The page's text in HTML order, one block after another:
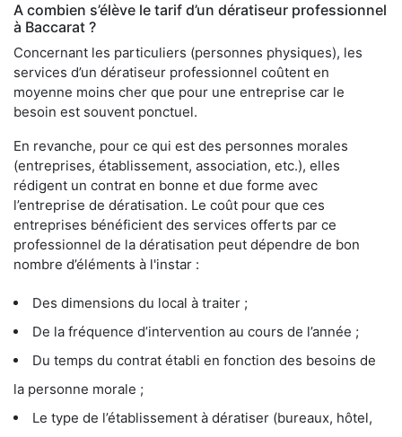
A combien s’élève le tarif d’un dératiseur professionnel
à Baccarat ?
Concernant les particuliers (personnes physiques), les
services d’un dératiseur professionnel coûtent en
moyenne moins cher que pour une entreprise car le
besoin est souvent ponctuel.
En revanche, pour ce qui est des personnes morales
(entreprises, établissement, association, etc.), elles
rédigent un contrat en bonne et due forme avec
l’entreprise de dératisation. Le coût pour que ces
entreprises bénéficient des services offerts par ce
professionnel de la dératisation peut dépendre de bon
nombre d’éléments à l'instar :
Des dimensions du local à traiter ;
De la fréquence d’intervention au cours de l’année ;
Du temps du contrat établi en fonction des besoins de
la personne morale ;
Le type de l’établissement à dératiser (bureaux, hôtel,